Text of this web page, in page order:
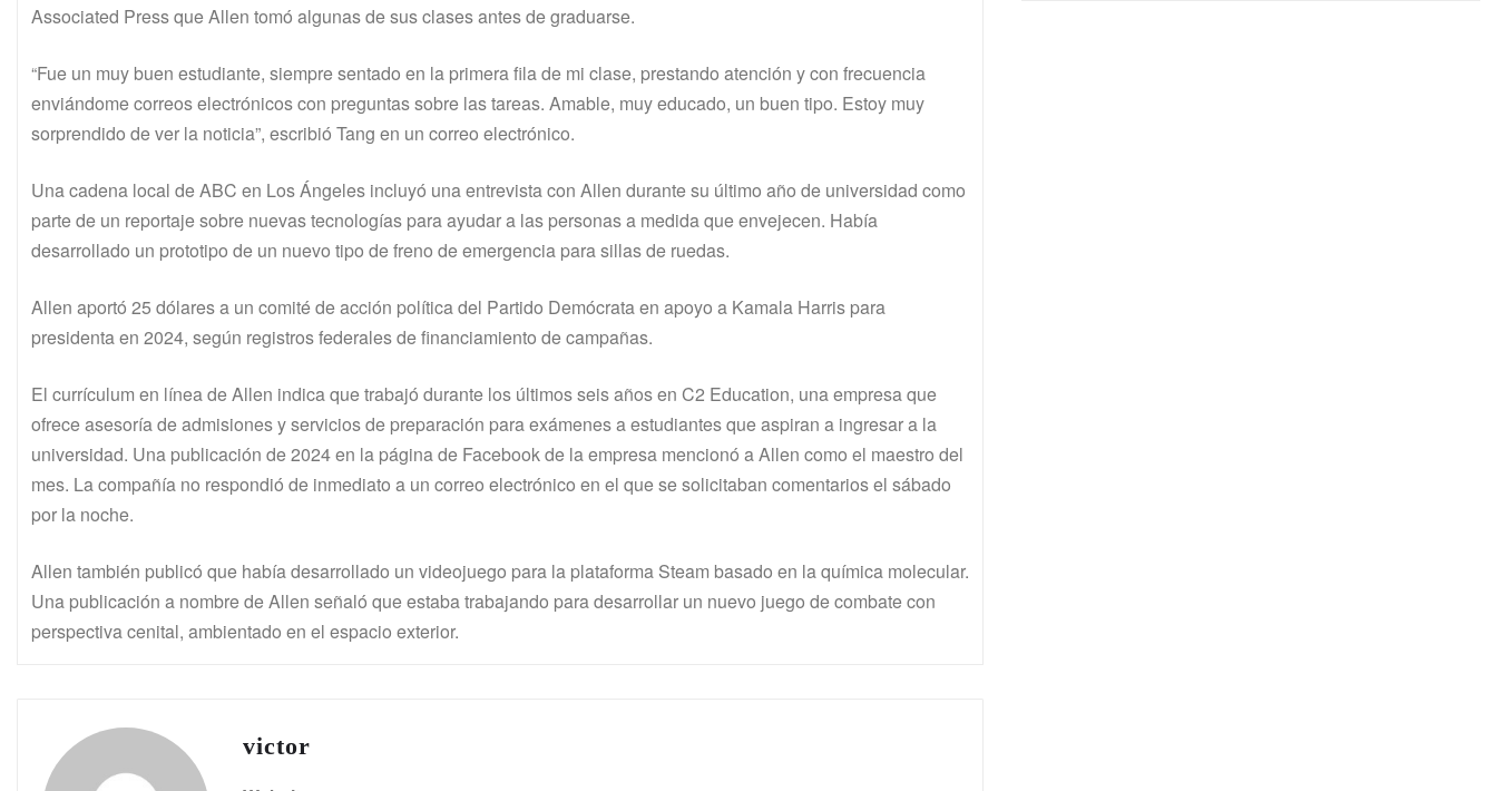
Associated Press que Allen tomó algunas de sus clases antes de graduarse.
“Fue un muy buen estudiante, siempre sentado en la primera fila de mi clase, prestando atención y con frecuencia
enviándome correos electrónicos con preguntas sobre las tareas. Amable, muy educado, un buen tipo. Estoy muy
sorprendido de ver la noticia”, escribió Tang en un correo electrónico.
Una cadena local de ABC en Los Ángeles incluyó una entrevista con Allen durante su último año de universidad como
parte de un reportaje sobre nuevas tecnologías para ayudar a las personas a medida que envejecen. Había
desarrollado un prototipo de un nuevo tipo de freno de emergencia para sillas de ruedas.
Allen aportó 25 dólares a un comité de acción política del Partido Demócrata en apoyo a Kamala Harris para
presidenta en 2024, según registros federales de financiamiento de campañas.
El currículum en línea de Allen indica que trabajó durante los últimos seis años en C2 Education, una empresa que
ofrece asesoría de admisiones y servicios de preparación para exámenes a estudiantes que aspiran a ingresar a la
universidad. Una publicación de 2024 en la página de Facebook de la empresa mencionó a Allen como el maestro del
mes. La compañía no respondió de inmediato a un correo electrónico en el que se solicitaban comentarios el sábado
por la noche.
Allen también publicó que había desarrollado un videojuego para la plataforma Steam basado en la química molecular.
Una publicación a nombre de Allen señaló que estaba trabajando para desarrollar un nuevo juego de combate con
perspectiva cenital, ambientado en el espacio exterior.
victor